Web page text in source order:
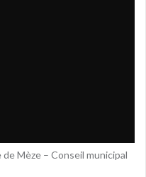
Mèze – Conseil municipal